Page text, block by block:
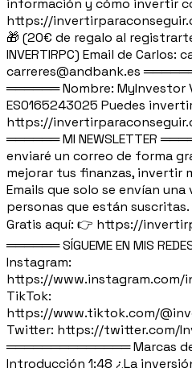
información y cómo invertir
https://
🎁 (20€ de regalo al
INVERTIRPC) Email de Carlos:
carreres@andbank.es ══════
══════ Nombre: MyInvestor
ES0165243025 Puedes
https://
══════ MI NEWSLETTER
enviaré un correo de forma
mejorar tus finanzas, invertir
Emails que solo se envían
personas que están
Gratis aquí: 👉 https://
══════ SÍGUEME EN MIS
Instagram:
https://www.instagram.com/
TikTok:
https://www.tiktok.com/
Twitter: https://twitter.com/
══════════════ Marcas
Introducción 1:48 ¿La